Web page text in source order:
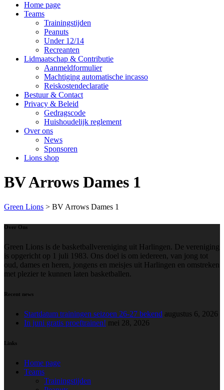
Home page
Teams
Trainingstijden
Peanuts
Under 12/14
Recreanten
Lidmaatschap & Contributie
Aanmeldformulier
Machtiging automatische incasso
Reiskostendeclaratie
Bestuur & Contact
Privacy & Beleid
Gedragscode
Huishoudelijk reglement
Over ons
News
Sponsoren
Lions shop
BV Arrows Dames 1
Green Lions > BV Arrows Dames 1
Over Ons
Green Lions is de basketballvereniging uit Harlingen. De vereniging
is opgericht op 1 juli 1983. Ons doel is om iedereen, van jong tot
oud, dames en heren, jongens en meisjes uit Harlingen en omstreken
met plezier te kunnen laten basketballen.
Recent news
Startdatum trainingen seizoen 26-27 bekend augustus 6, 2026
In juni gratis proeftrainen! mei 28, 2026
Links
Home page
Teams
Trainingstijden